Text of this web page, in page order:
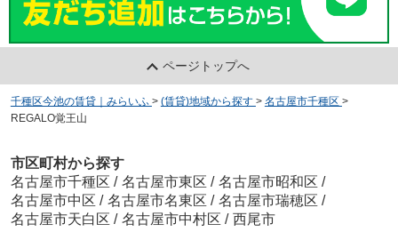
ページトップへ
千種区今池の賃貸｜みらいふ > (賃貸)地域から探す > 名古屋市千種区 >
REGALO覚王山
市区町村から探す
名古屋市千種区 / 名古屋市東区 / 名古屋市昭和区 /
名古屋市中区 / 名古屋市名東区 / 名古屋市瑞穂区 /
名古屋市天白区 / 名古屋市中村区 / 西尾市